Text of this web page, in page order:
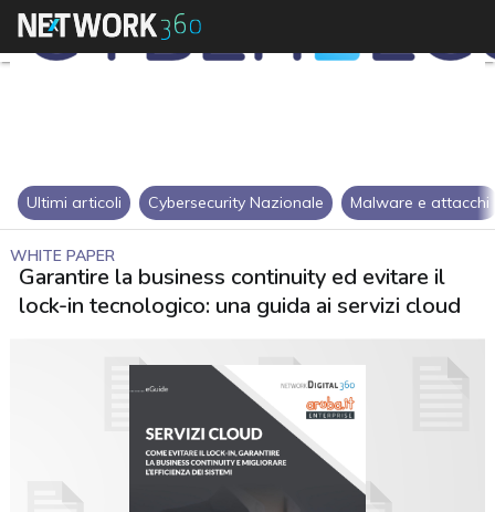
Ultimi articoli Cybersecurity Nazionale Malware e attacchi
WHITE PAPER
Garantire la business continuity ed evitare il
lock-in tecnologico: una guida ai servizi cloud